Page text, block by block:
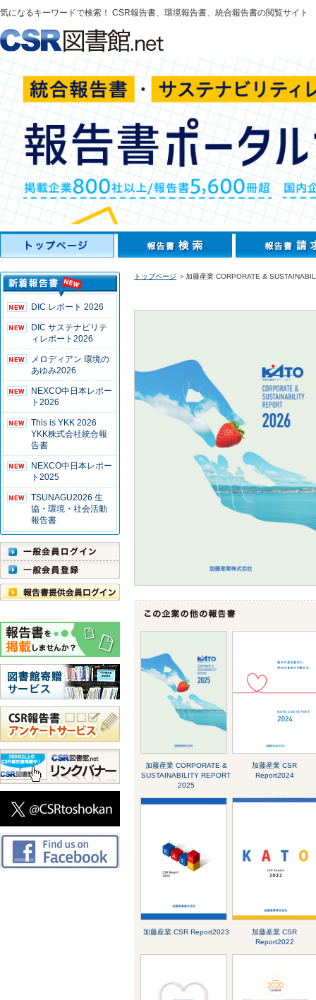
気になるキーワードで検索！ CSR報告書、環境報告書、統合報告書の閲覧サイト
DIC レポート 2026
DIC サステナビリテ
ィレポート2026
メロディアン 環境の
あゆみ2026
NEXCO中日本レポー
ト2026
This is YKK 2026
YKK株式会社統合報
告書
NEXCO中日本レポー
ト2025
TSUNAGU2026 生
協・環境・社会活動
報告書
トップページ ＞加藤産業 CORPORATE &
加藤産業 CORPORATE &
SUSTAINABILITY REPORT
2025
加藤産業 CSR
Report2024
加藤産業 CSR Report2023
加藤産業 CSR
Report2022